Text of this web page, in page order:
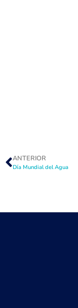
ANTERIOR
Día Mundial del Agua